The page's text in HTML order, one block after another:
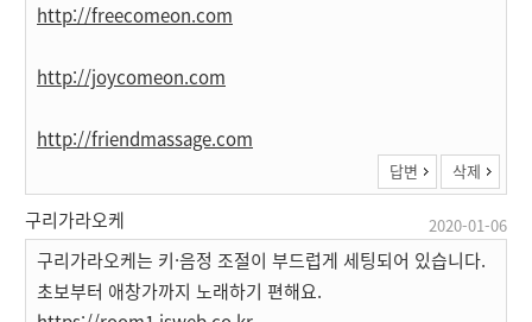
http://freecomeon.com
http://joycomeon.com
http://friendmassage.com
답변 삭제
구리가라오케 2020-01-06
구리가라오케는 키·음정 조절이 부드럽게 세팅되어 있습니다.
초보부터 애창가까지 노래하기 편해요.